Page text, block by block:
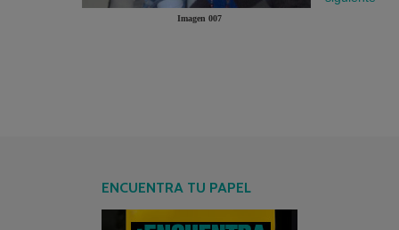
Imagen 007
ENCUENTRA TU PAPEL